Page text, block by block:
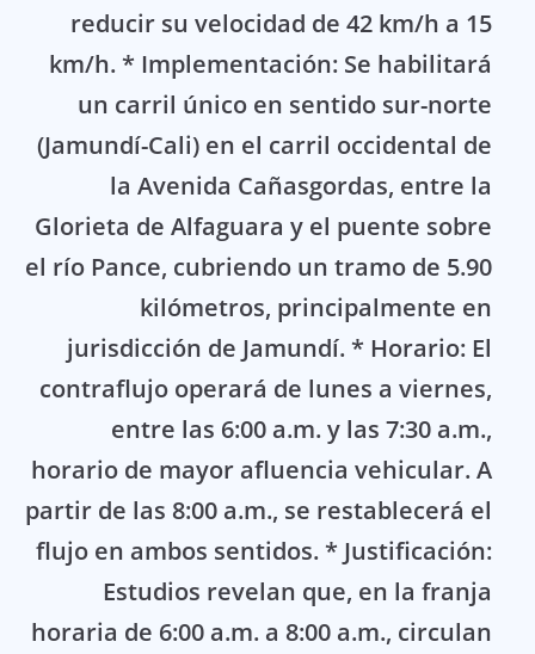
reducir su velocidad de 42 km/h a 15
km/h. * Implementación: Se habilitará
un carril único en sentido sur-norte
(Jamundí-Cali) en el carril occidental de
la Avenida Cañasgordas, entre la
Glorieta de Alfaguara y el puente sobre
el río Pance, cubriendo un tramo de 5.90
kilómetros, principalmente en
jurisdicción de Jamundí. * Horario: El
contraflujo operará de lunes a viernes,
entre las 6:00 a.m. y las 7:30 a.m.,
horario de mayor afluencia vehicular. A
partir de las 8:00 a.m., se restablecerá el
flujo en ambos sentidos. * Justificación:
Estudios revelan que, en la franja
horaria de 6:00 a.m. a 8:00 a.m., circulan